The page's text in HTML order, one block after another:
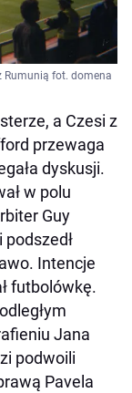
Rumunią fot. domena
a Czesi z
przewaga
dyskusji.
w polu
Guy
podszedł
Intencje
futbolówkę.
Jana
podwoili
Pavela